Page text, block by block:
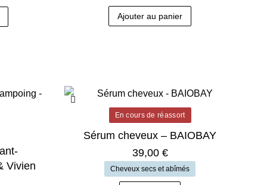
Ajouter au panier
Vivien
En cours de réassort
Sérum cheveux – BAIOBAY
39,00 €
Cheveux secs et abîmés